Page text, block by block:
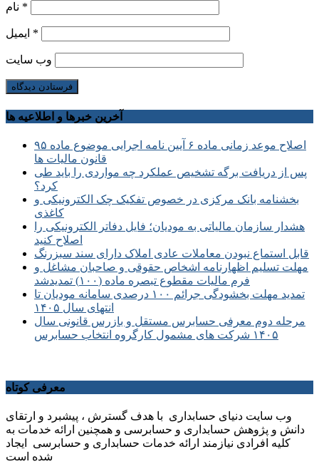
*
*
وب‌ سایت
آخرین خبرها و اطلاعیه ها
اصلاح موعد زمانی ماده ۶ آیین نامه اجرایی موضوع ماده ۹۵
قانون مالیات ها
پس از دریافت برگه تشخیص عملکرد چه مواردی را باید طی
کرد؟
بخشنامه بانک مرکزی در خصوص تفکیک چک الکترونیکی و
کاغذی
هشدار سازمان مالیاتی به مودیان؛ فایل دفاتر الکترونیکی را
اصلاح کنید
قابل استماع نبودن معاملات عادی املاک دارای سند سبزرنگ
مهلت تسلیم اظهارنامه اشخاص حقوقی و صاحبان مشاغل و
فرم مالیات مقطوع تبصره ماده (۱۰۰) تمدیدشد
تمدید مهلت بخشودگی جرائم ۱۰۰ درصدی سامانه مودیان تا
انتهای سال ۱۴۰۵
مرحله دوم معرفی حسابرس مستقل و بازرس قانونی سال
۱۴۰۵ شرکت های مشمول کارگروه انتخاب حسابرس
معرفی کوتاه
وب سایت دنیای حسابداری با هدف گسترش ، پیشبرد و ارتقای
دانش و پژوهش حسابداری و حسابرسی و همچنین ارائه خدمات به
کلیه افرادی نیازمند ارائه خدمات حسابداری و حسابرسی ایجاد
شده است